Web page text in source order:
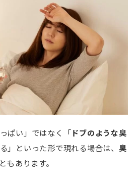
ぱい」ではなく「ドブのような臭
」といった形で現れる場合は、 臭
もあります。